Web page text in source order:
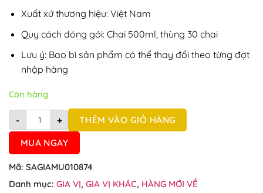
Xuất xứ thương hiệu: Việt Nam
Quy cách đóng gói: Chai 500ml, thùng 30 chai
Lưu ý: Bao bì sản phẩm có thể thay đổi theo từng đợt
nhập hàng
Còn hàng
-
Giấm bỗng 500ml số lượng
+
THÊM VÀO GIỎ HÀNG
MUA NGAY
Mã: SAGIAMU010874
Danh mục: GIA VỊ, GIA VỊ KHÁC, HÀNG MỚI VỀ